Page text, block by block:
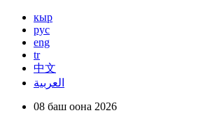
кыр
рус
eng
tr
中文
العربية
08 баш оона 2026